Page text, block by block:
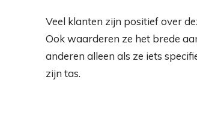
Veel klanten zijn positief over
Ook waarderen ze het brede
anderen alleen als ze iets
zijn tas.